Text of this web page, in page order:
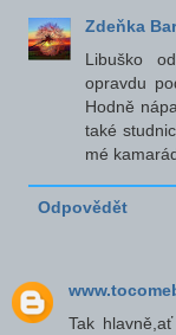
Zdeňka
Libuško
opravdu
Hodně
také
mé
Odpovědět
Tak